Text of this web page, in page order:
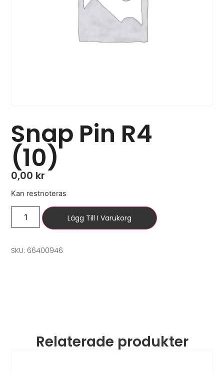
Snap Pin R4
(10)
0,00 kr
Kan restnoteras
Lägg Till I Varukorg
SKU: 66400946
Relaterade produkter